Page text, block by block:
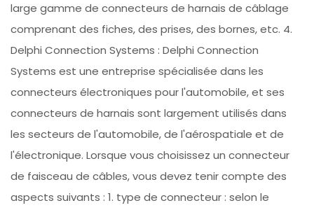
large gamme de connecteurs de harnais de câblage
comprenant des fiches, des prises, des bornes, etc. 4.
Delphi Connection Systems : Delphi Connection
Systems est une entreprise spécialisée dans les
connecteurs électroniques pour l'automobile, et ses
connecteurs de harnais sont largement utilisés dans
les secteurs de l'automobile, de l'aérospatiale et de
l'électronique. Lorsque vous choisissez un connecteur
de faisceau de câbles, vous devez tenir compte des
aspects suivants : 1. type de connecteur : selon le